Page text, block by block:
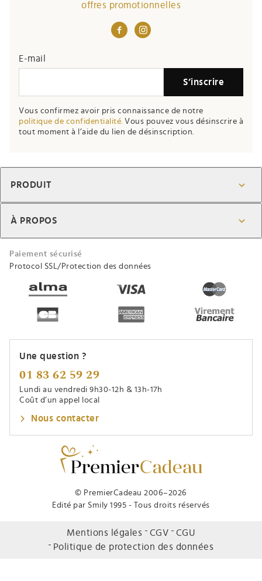
offres promotionnelles
E-mail
S’inscrire
Vous confirmez avoir pris connaissance de notre
politique de confidentialité. Vous pouvez vous désinscrire à
tout moment à l’aide du lien de désinscription.
© PremierCadeau 2006–2026
Edité par Smily 1995 - Tous droits réservés
PRODUIT
À PROPOS
Paiement sécurisé
Protocol SSL/Protection des données
Une question ?
01 83 62 59 29
Lundi au vendredi 9h30-12h & 13h-17h
Coût d’un appel local
Nous contacter
Mentions légales CGV
CGU
Politique de protection des données